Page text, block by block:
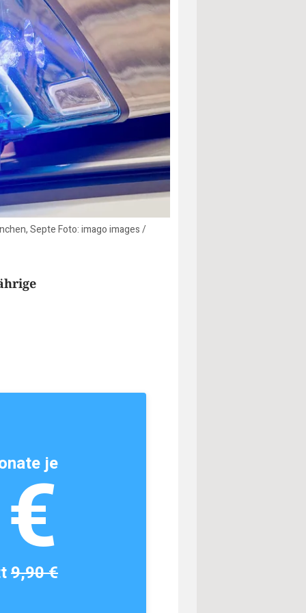
Septe Foto: imago images /
je
9,90 €